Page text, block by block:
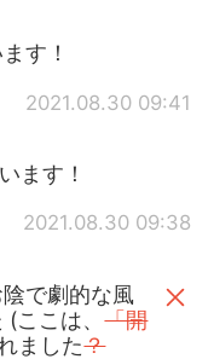
す！
2021.08.30 09:41
ます！
2021.08.30 09:38
で劇的な風
(ここは、「開
ました？